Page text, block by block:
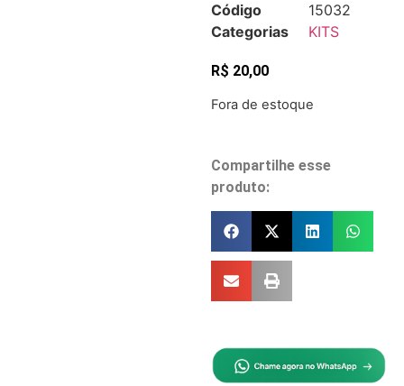
Código
15032
Categorias
KITS
R$ 20,00
Fora de estoque
Compartilhe esse
produto: